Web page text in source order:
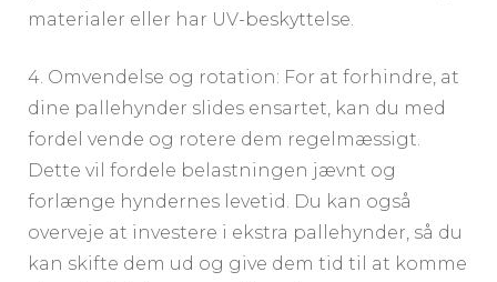
materialer eller har UV-beskyttelse.
4. Omvendelse og rotation: For at forhindre, at
dine pallehynder slides ensartet, kan du med
fordel vende og rotere dem regelmæssigt.
Dette vil fordele belastningen jævnt og
forlænge hyndernes levetid. Du kan også
overveje at investere i ekstra pallehynder, så du
kan skifte dem ud og give dem tid til at komme